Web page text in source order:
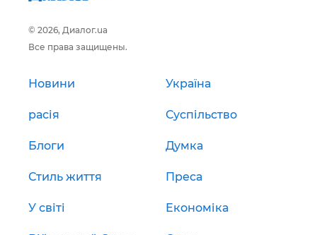
© 2026, Диалог.ua
Все права защищены.
Новини Україна
расія Суспільство
Блоги Думка
Стиль життя Преса
У світі Економіка